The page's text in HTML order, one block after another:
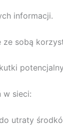
informacji.
sobą
w sieci:
utraty